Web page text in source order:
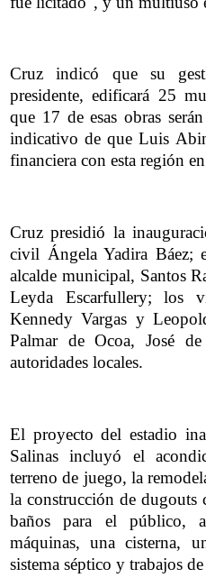
Cruz indicó que su
presidente, edificará 25
que 17 de esas obras
indicativo de que Luis
financiera con esta región
Cruz presidió la
civil Ángela Yadira Báez;
alcalde municipal, Santos
Leyda Escarfullery; los
Kennedy Vargas y
Palmar de Ocoa, José
autoridades locales.
El proyecto del estadio
Salinas incluyó el
terreno de juego, la
la construcción de dugouts
baños para el público,
máquinas, una cisterna,
sistema séptico y trabajos